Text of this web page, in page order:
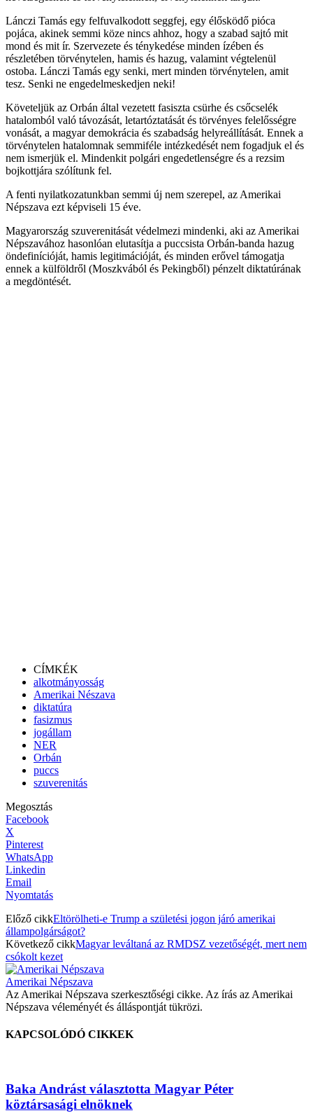
Lánczi Tamás egy felfuvalkodott seggfej, egy élősködő pióca
pojáca, akinek semmi köze nincs ahhoz, hogy a szabad sajtó mit
mond és mit ír. Szervezete és ténykedése minden ízében és
részletében törvénytelen, hamis és hazug, valamint végtelenül
ostoba. Lánczi Tamás egy senki, mert minden törvénytelen, amit
tesz. Senki ne engedelmeskedjen neki!
Követeljük az Orbán által vezetett fasiszta csürhe és csőcselék
hatalomból való távozását, letartóztatását és törvényes felelősségre
vonását, a magyar demokrácia és szabadság helyreállítását. Ennek a
törvénytelen hatalomnak semmiféle intézkedését nem fogadjuk el és
nem ismerjük el. Mindenkit polgári engedetlenségre és a rezsim
bojkottjára szólítunk fel.
A fenti nyilatkozatunkban semmi új nem szerepel, az Amerikai
Népszava ezt képviseli 15 éve.
Magyarország szuverenitását védelmezi mindenki, aki az Amerikai
Népszavához hasonlóan elutasítja a puccsista Orbán-banda hazug
öndefinícióját, hamis legitimációját, és minden erővel támogatja
ennek a külföldről (Moszkvából és Pekingből) pénzelt diktatúrának
a megdöntését.
CÍMKÉK
alkotmányosság
Amerikai Nészava
diktatúra
fasizmus
jogállam
NER
Orbán
puccs
szuverenitás
Megosztás
Facebook
X
Pinterest
WhatsApp
Linkedin
Email
Nyomtatás
Előző cikkEltörölheti-e Trump a születési jogon járó amerikai
állampolgárságot?
Következő cikkMagyar leváltaná az RMDSZ vezetőségét, mert nem
csókolt kezet
Amerikai Népszava
Az Amerikai Népszava szerkesztőségi cikke. Az írás az Amerikai
Népszava véleményét és álláspontját tükrözi.
KAPCSOLÓDÓ CIKKEK
Baka Andrást választotta Magyar Péter
köztársasági elnöknek